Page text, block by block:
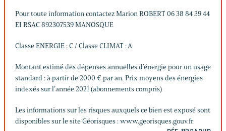
Pour toute information contactez Marion ROBERT 06 38 84 39 44
EI RSAC 892307539 MANOSQUE
Classe ENERGIE : C / Classe CLIMAT : A
Montant estimé des dépenses annuelles d’énergie pour un usage
standard : à partir de 2000 € par an. Prix moyens des énergies
indexés sur l’année 2021 (abonnements compris)
Les informations sur les risques auxquels ce bien est exposé sont
disponibles sur le site Géorisques : www.georisques.gouv.fr